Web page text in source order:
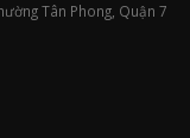
Tân Phong, Quận 7